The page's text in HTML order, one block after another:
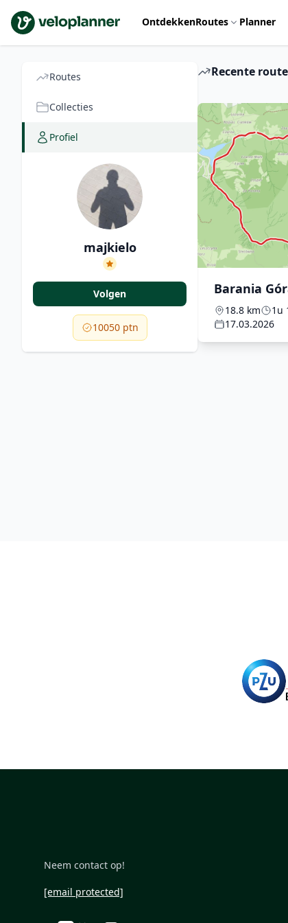
VeloPlanner OntdekkenRoutes Planner
Routes
Collecties
Profiel
majkielo
Volgen
10050 ptn
Recente
Barania
18.8 km 1u
17.03.2026
Neem contact op!
[email protected]